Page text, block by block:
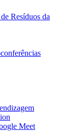
Resíduos da
Meet